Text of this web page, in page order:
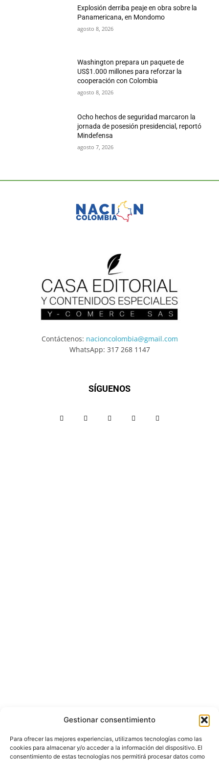
Gestionar consentimiento
Para ofrecer las mejores experiencias, utilizamos tecnologías como las
cookies para almacenar y/o acceder a la información del dispositivo. El
consentimiento de estas tecnologías nos permitirá procesar datos como
Explosión derriba peaje en obra sobre la
Panamericana, en Mondomo
agosto 8, 2026
Washington prepara un paquete de
US$1.000 millones para reforzar la
cooperación con Colombia
agosto 8, 2026
Ocho hechos de seguridad marcaron la
jornada de posesión presidencial, reportó
Mindefensa
agosto 7, 2026
Contáctenos: nacioncolombia@gmail.com
WhatsApp: 317 268 1147
SÍGUENOS